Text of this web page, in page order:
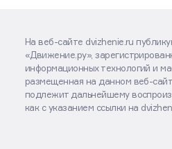
На веб-сайте dvizhenie.ru
«Движение.ру»,
информационных технологий и
размещенная на данном веб-
подлежит дальнейшему
как с указанием ссылки на